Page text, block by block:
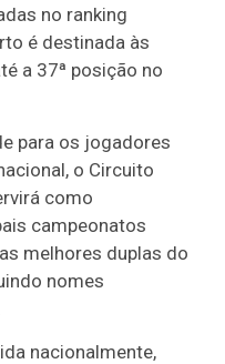
no ranking
é destinada às
a 37ª posição no
para os jogadores
o Circuito
como
campeonatos
melhores duplas do
nomes
nacionalmente,